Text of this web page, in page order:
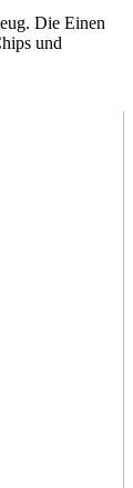
Die Einen
und